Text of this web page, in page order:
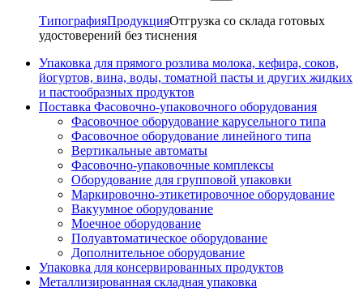
ТипографияПродукцияОтгрузка со склада готовых
удостоверений без тиснения
Упаковка для прямого розлива молока, кефира, соков,
йогуртов, вина, воды, томатной пасты и других жидких
и пастообразных продуктов
Поставка Фасовочно-упаковочного оборудования
Фасовочное оборудование карусельного типа
Фасовочное оборудование линейного типа
Вертикальные автоматы
Фасовочно-упаковочные комплексы
Оборудование для групповой упаковки
Маркировочно-этикетировочное оборудование
Вакуумное оборудование
Моечное оборудование
Полуавтоматическое оборудование
Дополнительное оборудование
Упаковка для консервированных продуктов
Металлизированная складная упаковка